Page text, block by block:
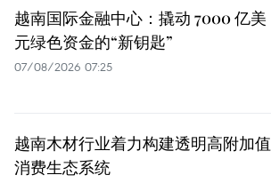
越南国际金融中心：撬动 7000 亿美
元绿色资金的“新钥匙”
07/08/2026 07:25
越南木材行业着力构建透明高附加值
消费生态系统